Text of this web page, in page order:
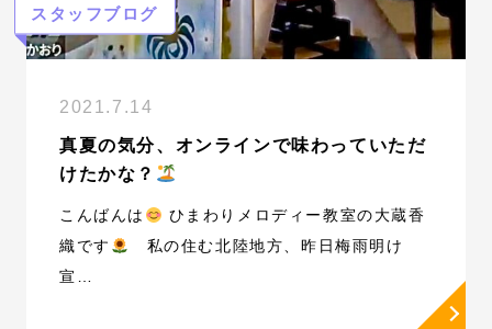
2021.7.14
真夏の気分、オンラインで味わっていただ
けたかな？
こんばんは
ひまわりメロディー教室の大蔵香
織です
私の住む北陸地方、昨日梅雨明け
宣…